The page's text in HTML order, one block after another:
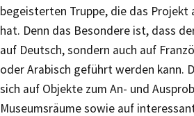
begeisterten Truppe, die das Projekt
hat. Denn das Besondere ist, dass
auf Deutsch, sondern auch auf
oder Arabisch geführt werden kann.
sich auf Objekte zum An- und
Museumsräume sowie auf